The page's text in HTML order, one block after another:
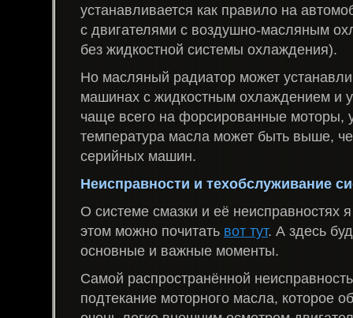
устанавливается как правило на
с двигателями с воздушно-масляным
без жидкостной системы охлаждения).
Но масляный радиатор может
машинах с жидкостным охлаждением и
чаще всего на форсированные моторы,
температура масла может быть выше,
серийных машин.
Неисправности и техобслуживание
О системе смазки и её неисправностях
этом можно почитать вот тут. А здесь
основные и важные моменты.
Самой распространённой
подтекание моторного масла, которое